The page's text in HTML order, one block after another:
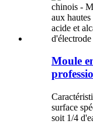
Moule
surface
soit 1/4